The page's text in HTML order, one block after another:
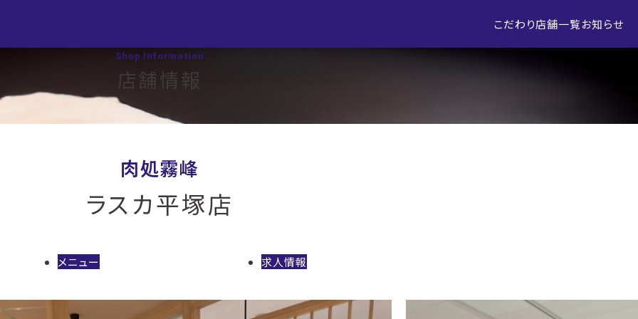
こだわり店舗一覧お知らせ
Shop Information
店舗情報
肉処霧峰
ラスカ平塚店
メニュー 求人情報